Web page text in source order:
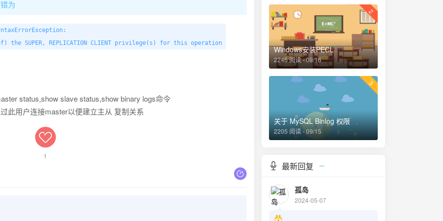
为
the SUPER, REPLICATION CLIENT privilege(s) for this operation
status,show slave status,show binary logs命令
此用户连接master以便建立主从 复制关系
1
2
Windows安装PECL
2246 阅读 - 09/16
3
关于 MySQL Binlog 权限
2205 阅读 - 09/15
最新回复
孤岛
2024-05-07